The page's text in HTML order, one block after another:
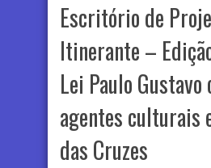
Escritório de
Itinerante –
Lei Paulo
agentes culturais
das Cruzes